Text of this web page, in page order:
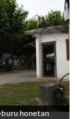
honetan